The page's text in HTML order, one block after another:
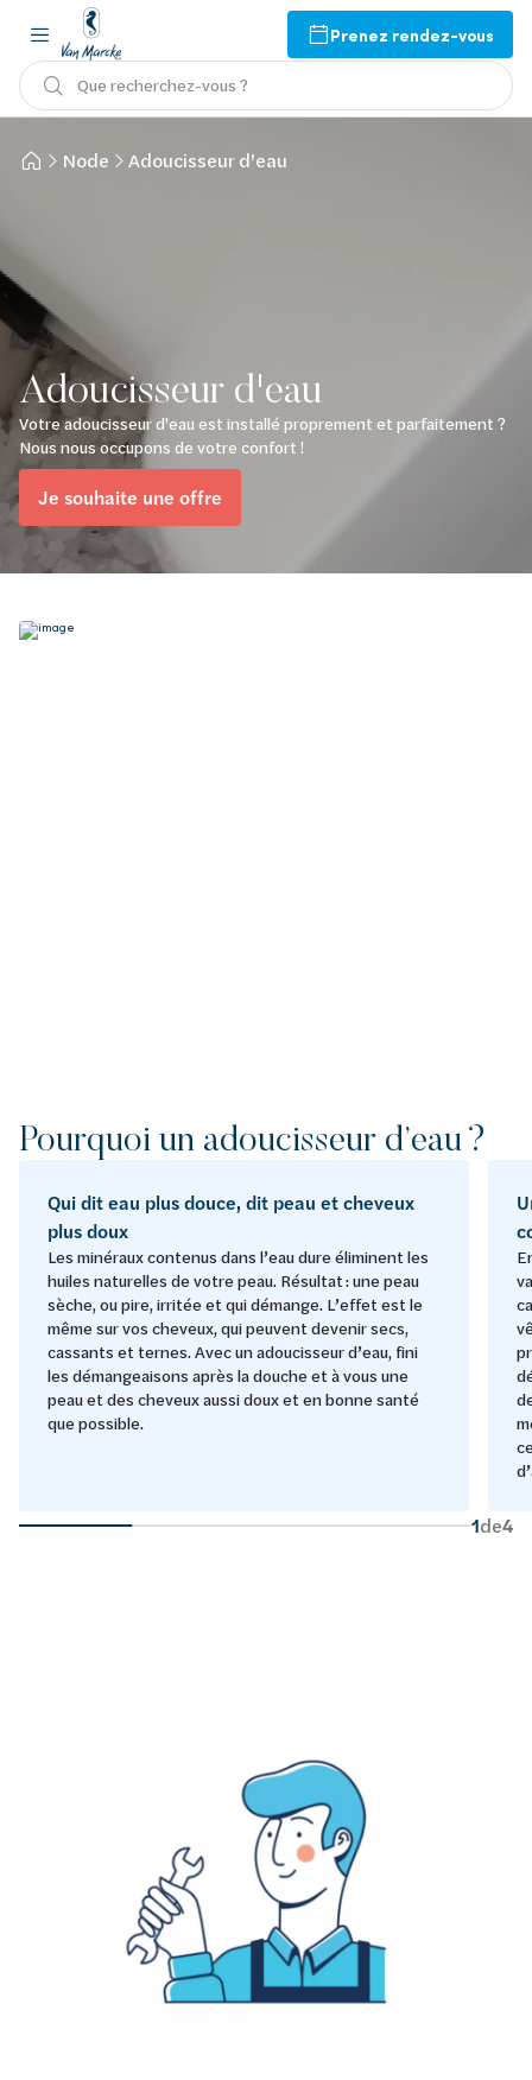
Prenez rendez-vous
Que recherchez-vous ?
Node Adoucisseur d'eau
Adoucisseur d'eau
Votre adoucisseur d'eau est installé proprement et parfaitement ?
Nous nous occupons de votre confort !
Je souhaite une offre
Pourquoi un adoucisseur d’eau ?
Qui dit eau plus douce, dit peau et cheveux
plus doux
Les minéraux contenus dans l’eau dure éliminent les
huiles naturelles de votre peau. Résultat : une peau
sèche, ou pire, irritée et qui démange. L’effet est le
même sur vos cheveux, qui peuvent devenir secs,
cassants et ternes. Avec un adoucisseur d’eau, fini
les démangeaisons après la douche et à vous une
peau et des cheveux aussi doux et en bonne santé
que possible.
1de4